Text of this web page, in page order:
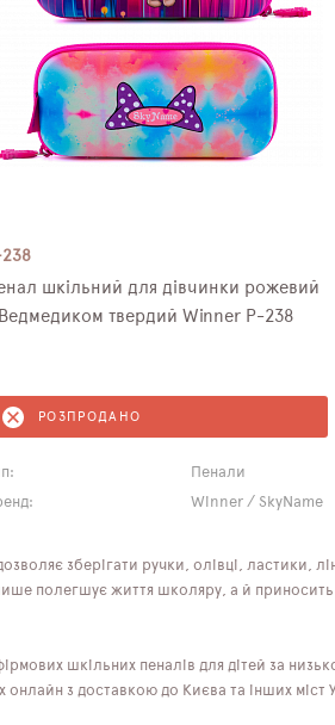
238
шкільний для дівчинки рожевий
з Ведмедиком твердий Winner P-238
РОЗПРОДАНО
Пенали
Winner / SkyName
зберігати ручки, олівці, ластики,
полегшує життя школяру, а й приносить
шкільних пеналів для дітей за
з доставкою до Києва та інших міст